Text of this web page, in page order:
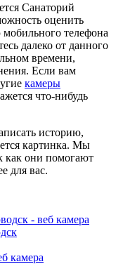
Санаторий
оценить
телефона
далеко от данного
времени,
Если вам
камеры
что-нибудь
историю,
картинка. Мы
как они помогают
для вас.